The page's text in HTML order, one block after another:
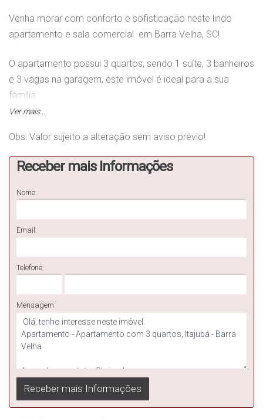
Venha morar com conforto e sofisticação neste lindo
apartamento e sala comercial em Barra Velha, SC!
O apartamento possui 3 quartos, sendo 1 suíte, 3 banheiros
e 3 vagas na garagem, este imóvel é ideal para a sua
família.
123m², este apartamento é decorado com bom gosto e
conta com todo o conforto que você merece.
familiares.
Não perca essa oportunidade única de viver em um lugar
Entre em contato conosco e agende uma visita!
Casa comercial Nova foi entregue em novembro!
Ver mais...
Obs: Valor sujeito a alteração sem aviso prévio!
Receber mais Informações
Nome:
Email:
Telefone:
Mensagem: